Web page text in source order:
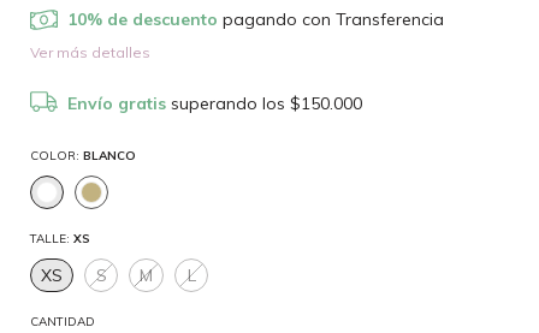
10% de descuento pagando con Transferencia
Ver más detalles
Envío gratissuperando los$150.000
COLOR: BLANCO
TALLE: XS
XS S M L
CANTIDAD